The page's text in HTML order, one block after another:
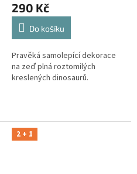
290 Kč
Do košíku
Pravěká samolepící dekorace
na zeď plná roztomilých
kreslených dinosaurů.
2 + 1